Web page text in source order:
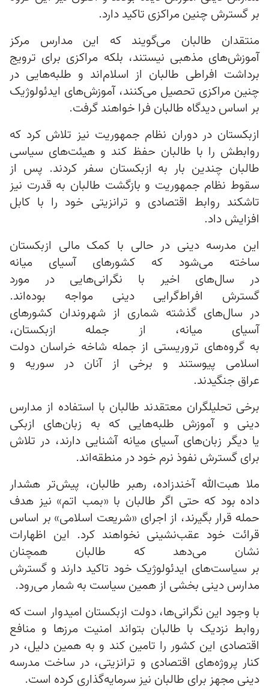
بر گسترش چنین مراکزی تاکید دارد.
منتقدان طالبان می‌گویند که این مدارس مرکز
آموزش‌های مذهبی نیستند، بلکه مراکزی برای ترویج
برداشت افراطی طالبان از اسلام‌اند و طلبه‌هایی در
چنین مراکزی تحصیل می‌کنند، آموزش‌های ایدئولوژیک
بر اساس دیدگاه طالبان فرا خواهند گرفت.
ازبکستان در دوران نظام جمهوریت نیز تلاش کرد که
روابطش را با طالبان حفظ کند و هیئت‌‌های سیاسی
طالبان چندین بار به ازبکستان سفر کردند. پس از
سقوط نظام جمهوریت و بازگشت طالبان به قدرت نیز
تاشکند روابط اقتصادی و ترانزیتی خود را با کابل
افزایش داد.
این مدرسه دینی در حالی با کمک مالی ازبکستان
ساخته می‌شود که کشورهای آسیای میانه
در سال‌های اخیر با نگرانی‌هایی در مورد
گسترش افراط‌گرایی دینی مواجه بوده‌اند.
در سال‌های گذشته شماری از شهروندان کشورهای
آسیای میانه، از جمله ازبکستان،
به گروه‌های تروریستی از جمله شاخه خراسان دولت
اسلامی پیوستند و برخی از آنان در سوریه و
عراق جنگیدند.
برخی تحلیلگران معتقدند طالبان با استفاده از مدارس
دینی و آموزش طلبه‌هایی که به زبان‌های ازبکی
یا دیگر زبان‌های آسیای میانه آشنایی دارند، در تلاش
برای گسترش نفوذ نرم خود در منطقه‌اند.
ملا هبت‌الله آخندزاده، رهبر طالبان، پیش‌تر هشدار
داده بود که حتی اگر طالبان با «بمب اتم» نیز هدف
حمله قرار بگیرند، از اجرای «شریعت اسلامی» بر اساس
قرائت خود عقب‌نشینی نخواهند کرد. این اظهارات
نشان می‌دهد که طالبان همچنان
بر سیاست‌های ایدئولوژیک خود تاکید دارند و گسترش
مدارس دینی بخشی از همین سیاست به شمار می‌رود.
با وجود این نگرانی‌ها، دولت ازبکستان امیدوار است که
روابط نزدیک با طالبان بتواند امنیت مرزها و منافع
اقتصادی این کشور را تامین کند و به همین دلیل، در
کنار پروژه‌های اقتصادی و ترانزیتی، در ساخت مدرسه
دینی مجهز برای طالبان نیز سرمایه‌گذاری کرده است.